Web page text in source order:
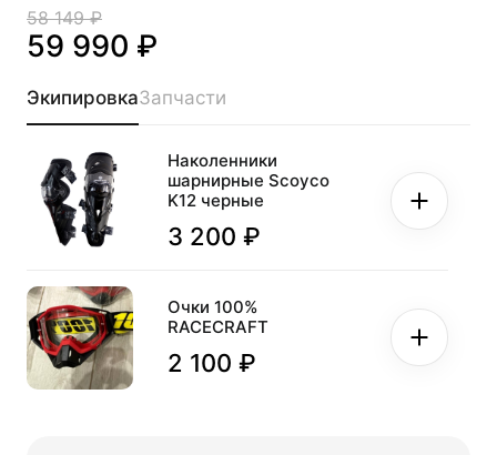
58 149 ₽
59 990 ₽
ЭкипировкаЗапчасти
Наколенники
шарнирные Scoyco
K12 черные
3 200 ₽
Очки 100%
RACECRAFT
2 100 ₽